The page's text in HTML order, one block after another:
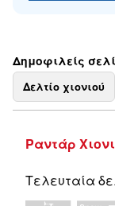
Δημοφιλείς
Δελτίο χιονιού
Ραντάρ
Τελευταία